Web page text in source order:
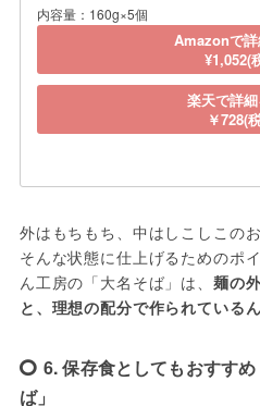
内容量：160g×5個
Amazonで
¥1,052(
楽天で詳
￥728(
外はもちもち、中はしこしこの
そんな状態に仕上げるためのポ
ん工房の「大名そば」は、 麺の
と、理想の配分で作られている
6. 保存食としてもおすす
ば」